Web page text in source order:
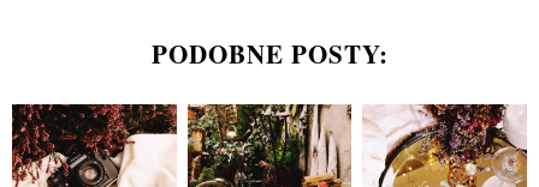
PODOBNE POSTY: